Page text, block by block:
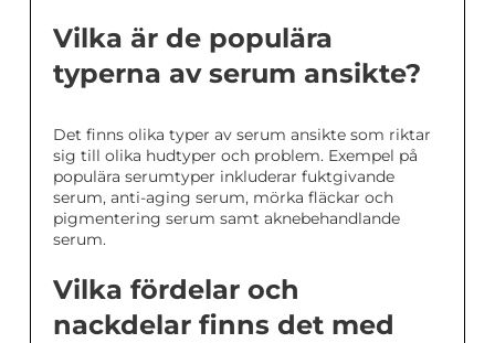
Vilka är de populära
typerna av serum ansikte?
Det finns olika typer av serum ansikte som riktar
sig till olika hudtyper och problem. Exempel på
populära serumtyper inkluderar fuktgivande
serum, anti-aging serum, mörka fläckar och
pigmentering serum samt aknebehandlande
serum.
Vilka fördelar och
nackdelar finns det med